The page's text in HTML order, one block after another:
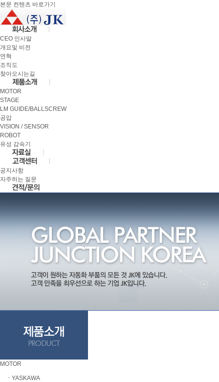
본문 컨텐츠 바로가기
CEO 인사말
개요및 비전
연혁
조직도
찾아오시는길
MOTOR
STAGE
LM GUIDE/BALLSCREW
공압
VISION / SENSOR
ROBOT
유성 감속기
공지사항
자주하는 질문
MOTOR
ㆍ YASKAWA